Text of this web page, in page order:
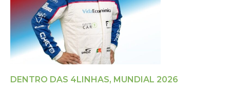
DENTRO DAS 4LINHAS, MUNDIAL 2026